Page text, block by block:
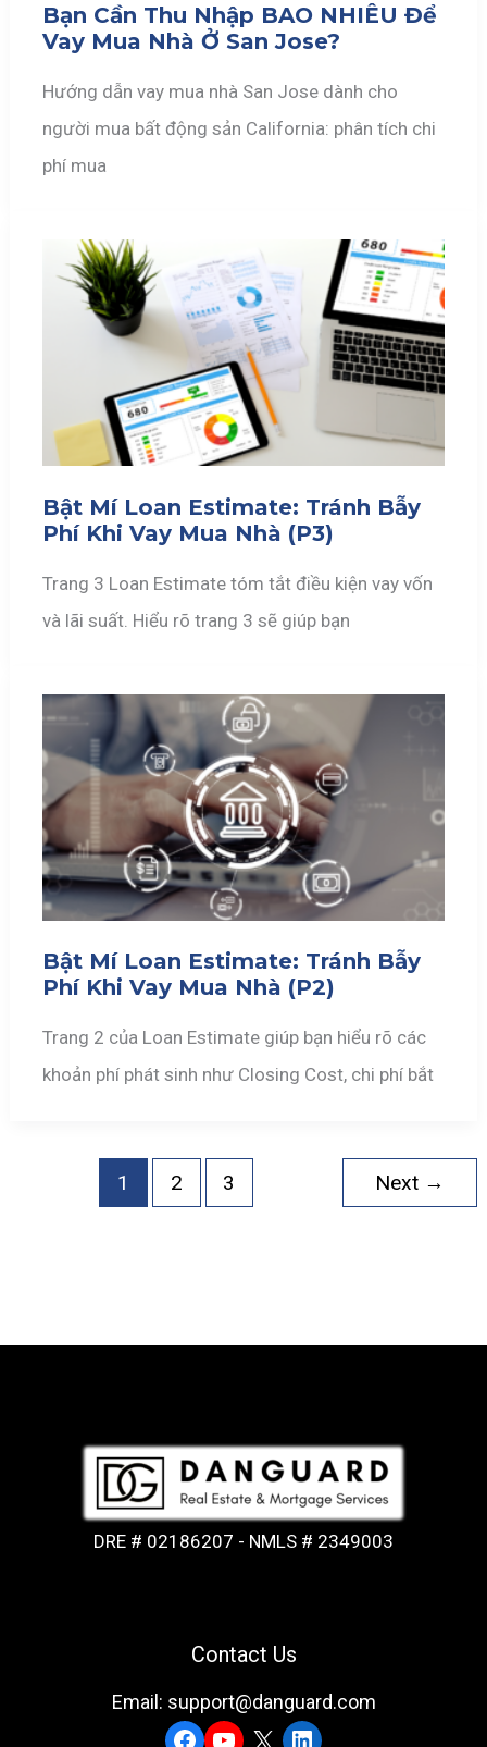
Bạn Cần Thu Nhập BAO NHIÊU Để
Vay Mua Nhà Ở San Jose?
Hướng dẫn vay mua nhà San Jose dành cho
người mua bất động sản California: phân tích chi
phí mua
Bật Mí Loan Estimate: Tránh Bẫy
Phí Khi Vay Mua Nhà (P3)
Trang 3 Loan Estimate tóm tắt điều kiện vay vốn
và lãi suất. Hiểu rõ trang 3 sẽ giúp bạn
Bật Mí Loan Estimate: Tránh Bẫy
Phí Khi Vay Mua Nhà (P2)
Trang 2 của Loan Estimate giúp bạn hiểu rõ các
khoản phí phát sinh như Closing Cost, chi phí bắt
1 2 3 Next →
DRE # 02186207 - NMLS # 2349003
Contact Us
Email: support@danguard.com
Facebook
YouTubeLinkedIn